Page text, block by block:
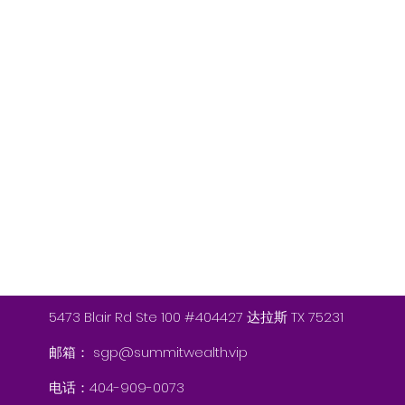
5473 Blair Rd Ste 100 #404427 达拉斯 TX 75231
邮箱： sgp@summitwealth.vip
电话：404-909-0073